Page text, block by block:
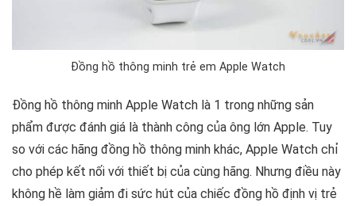
Đồng hồ thông minh trẻ em Apple Watch
Đồng hồ thông minh Apple Watch là 1 trong những sản
phẩm được đánh giá là thành công của ông lớn Apple. Tuy
so với các hãng đồng hồ thông minh khác, Apple Watch chỉ
cho phép kết nối với thiết bị của cùng hãng. Nhưng điều này
không hề làm giảm đi sức hút của chiếc đồng hồ định vị trẻ